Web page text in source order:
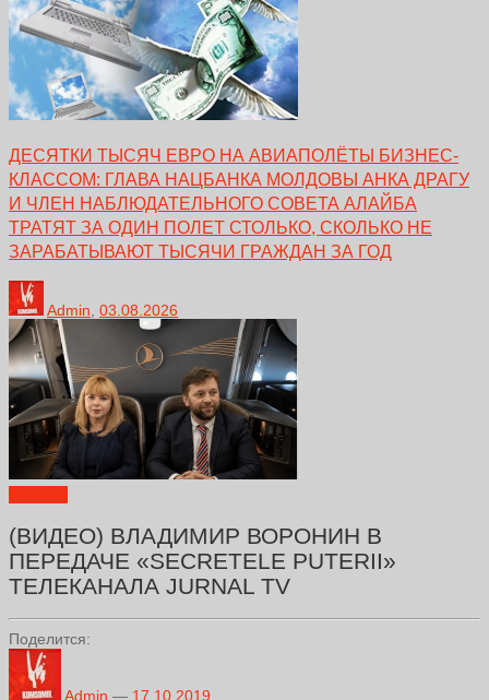
ДЕСЯТКИ ТЫСЯЧ ЕВРО НА АВИАПОЛЁТЫ БИЗНЕС-
КЛАССОМ: ГЛАВА НАЦБАНКА МОЛДОВЫ АНКА ДРАГУ
И ЧЛЕН НАБЛЮДАТЕЛЬНОГО СОВЕТА АЛАЙБА
ТРАТЯТ ЗА ОДИН ПОЛЕТ СТОЛЬКО, СКОЛЬКО НЕ
ЗАРАБАТЫВАЮТ ТЫСЯЧИ ГРАЖДАН ЗА ГОД
Admin 03.08.2026
(ВИДЕО) ВЛАДИМИР ВОРОНИН В
ПЕРЕДАЧЕ «SECRETELE PUTERII»
ТЕЛЕКАНАЛА JURNAL TV
Поделится:
Admin — 17.10.2019